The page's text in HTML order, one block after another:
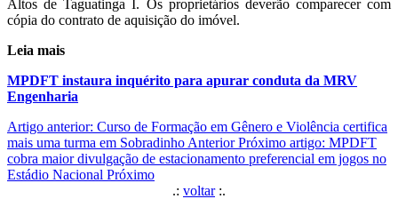
Altos de Taguatinga I. Os proprietários deverão comparecer com
cópia do contrato de aquisição do imóvel.
Leia mais
MPDFT instaura inquérito para apurar conduta da MRV
Engenharia
Artigo anterior: Curso de Formação em Gênero e Violência certifica
mais uma turma em Sobradinho Anterior Próximo artigo: MPDFT
cobra maior divulgação de estacionamento preferencial em jogos no
Estádio Nacional Próximo
.: voltar:.